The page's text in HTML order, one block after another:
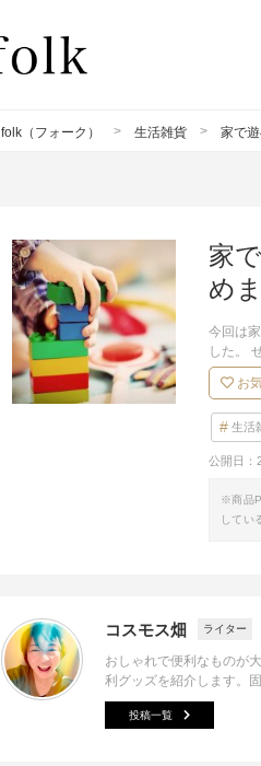
folk（フォーク） 生活雑貨 家で
家
め
今回は
した。
お
生活
公開日：
※商品
してい
コスモス畑 ライター
おしゃれで便利なものが
利グッズを紹介します。
投稿一覧